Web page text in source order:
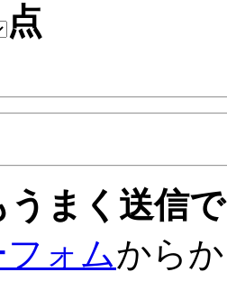
点
うまく送信
ォムから